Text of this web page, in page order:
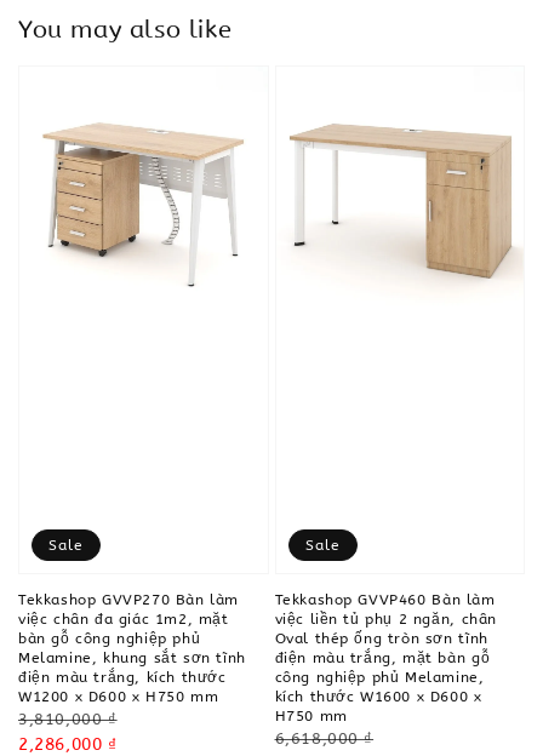
You may also like
Sale
Tekkashop GVVP270 Bàn làm
việc chân đa giác 1m2, mặt
bàn gỗ công nghiệp phủ
Melamine, khung sắt sơn tĩnh
điện màu trắng, kích thước
W1200 x D600 x H750 mm
Regular
price
3,810,000 ₫
Sale
2,286,000 ₫
Sale
Tekkashop GVVP460 Bàn làm
việc liền tủ phụ 2 ngăn, chân
Oval thép ống tròn sơn tĩnh
điện màu trắng, mặt bàn gỗ
công nghiệp phủ Melamine,
kích thước W1600 x D600 x
H750 mm
Regular
6,618,000 ₫